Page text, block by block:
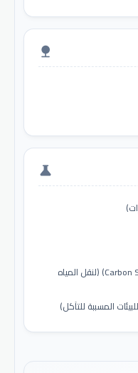
nature
science
أنابيب الفولاذ الكربوني (Carbon Steel Pipes) (لنقل المياه